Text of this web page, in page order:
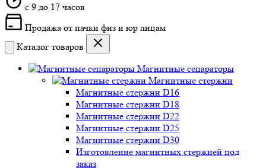
c 9 до 17 часов
Продажа от пачки физ и юр лицам
Каталог товаров
Магнитные сепараторы
Магнитные стержни
Магнитные стержни D16
Магнитные стержни D18
Магнитные стержни D22
Магнитные стержни D25
Магнитные стержни D30
Изготовление магнитных стержней под
заказ